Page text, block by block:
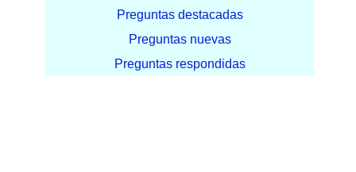
Preguntas destacadas
Preguntas nuevas
Preguntas respondidas